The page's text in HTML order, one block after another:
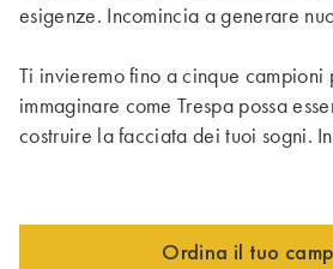
esigenze. Incomincia a generare
Ti invieremo fino a cinque campioni
immaginare come Trespa possa
costruire la facciata dei tuoi sogni.
Ordina il tuo